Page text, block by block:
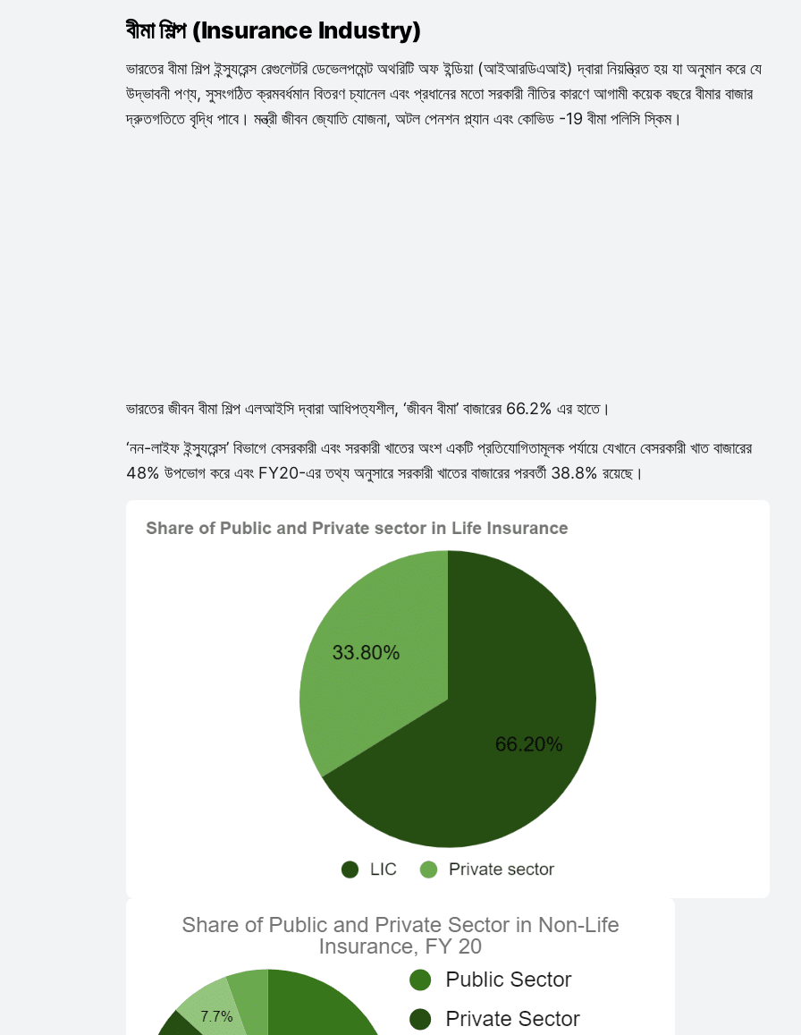
বীমা শিল্প (Insurance Industry)
ভারতের বীমা শিল্প ইন্স্যুরেন্স রেগুলেটরি ডেভেলপমেন্ট অথরিটি অফ ইন্ডিয়া (আইআরডিএআই) দ্বারা নিয়ন্ত্রিত হয় যা অনুমান করে যে
উদ্ভাবনী পণ্য, সুসংগঠিত ক্রমবর্ধমান বিতরণ চ্যানেল এবং প্রধানের মতো সরকারী নীতির কারণে আগামী কয়েক বছরে বীমার বাজার
দ্রুতগতিতে বৃদ্ধি পাবে। মন্ত্রী জীবন জ্যোতি যোজনা, অটল পেনশন প্ল্যান এবং কোভিড -19 বীমা পলিসি স্কিম।
ভারতের জীবন বীমা শিল্প এলআইসি দ্বারা আধিপত্যশীল, ‘জীবন বীমা’ বাজারের 66.2% এর হাতে।
‘নন-লাইফ ইন্স্যুরেন্স’ বিভাগে বেসরকারী এবং সরকারী খাতের অংশ একটি প্রতিযোগিতামূলক পর্যায়ে যেখানে বেসরকারী খাত বাজারের
48% উপভোগ করে এবং FY20-এর তথ্য অনুসারে সরকারী খাতের বাজারের পরবর্তী 38.8% রয়েছে।